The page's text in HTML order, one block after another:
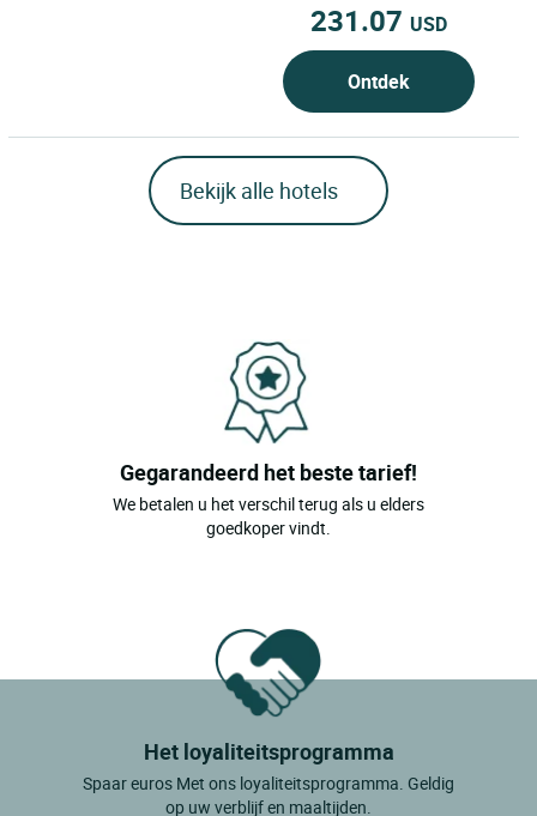
231.07 USD
Ontdek
Bekijk alle hotels
Gegarandeerd het beste tarief!
We betalen u het verschil terug als u elders
goedkoper vindt.
Het loyaliteitsprogramma
Spaar euros Met ons loyaliteitsprogramma. Geldig
op uw verblijf en maaltijden.